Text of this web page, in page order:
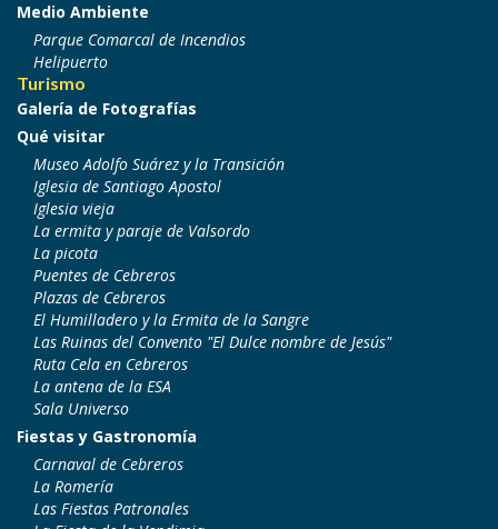
Medio Ambiente
Parque Comarcal de Incendios
Helipuerto
Turismo
Galería de Fotografías
Qué visitar
Museo Adolfo Suárez y la Transición
Iglesia de Santiago Apostol
Iglesia vieja
La ermita y paraje de Valsordo
La picota
Puentes de Cebreros
Plazas de Cebreros
El Humilladero y la Ermita de la Sangre
Las Ruinas del Convento "El Dulce nombre de Jesús"
Ruta Cela en Cebreros
La antena de la ESA
Sala Universo
Fiestas y Gastronomía
Carnaval de Cebreros
La Romería
Las Fiestas Patronales